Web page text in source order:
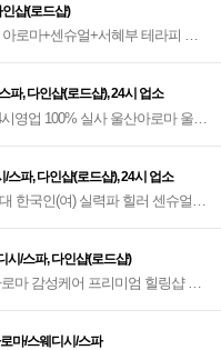
샵(로드샵)
로마+센슈얼+서혜부 테라피 종
파, 다인샵(로드샵), 24시 업소
영업 100% 실사 울산아로마 울산
/스파, 다인샵(로드샵), 24시 업소
한국인(여) 실력파 힐러 센슈얼
시/스파, 다인샵(로드샵)
마 감성케어 프리미엄 힐링샵 울
마/스웨디시/스파